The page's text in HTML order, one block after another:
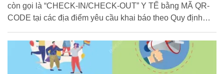
còn gọi là “CHECK-IN/CHECK-OUT” Y TẾ bằng MÃ QR-
CODE tại các địa điểm yêu cầu khai báo theo Quy định
Y tế, cũng như theo yêu cầu của UBND các Tỉnh/Thành